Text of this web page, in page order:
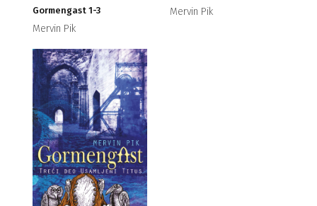
Gormengast 1-3
Mervin Pik
Mervin Pik